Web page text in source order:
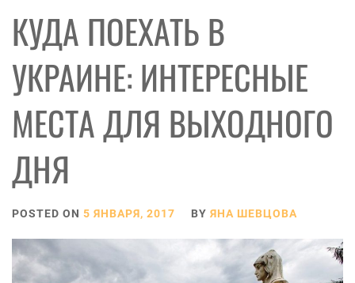
КУДА ПОЕХАТЬ В
УКРАИНЕ: ИНТЕРЕСНЫЕ
МЕСТА ДЛЯ ВЫХОДНОГО
ДНЯ
POSTED ON 5 ЯНВАРЯ, 2017 BY ЯНА ШЕВЦОВА